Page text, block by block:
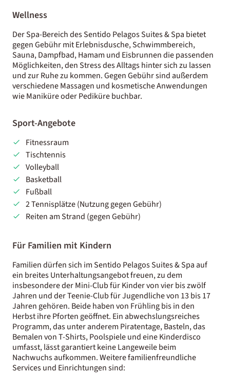
Wellness
Der Spa-Bereich des Sentido Pelagos Suites & Spa bietet
gegen Gebühr mit Erlebnisdusche, Schwimmbereich,
Sauna, Dampfbad, Hamam und Eisbrunnen die passenden
Möglichkeiten, den Stress des Alltags hinter sich zu lassen
und zur Ruhe zu kommen. Gegen Gebühr sind außerdem
verschiedene Massagen und kosmetische Anwendungen
wie Maniküre oder Pediküre buchbar.
Sport-Angebote
Fitnessraum
Tischtennis
Volleyball
Basketball
Fußball
2 Tennisplätze (Nutzung gegen Gebühr)
Reiten am Strand (gegen Gebühr)
Für Familien mit Kindern
Familien dürfen sich im Sentido Pelagos Suites & Spa auf
ein breites Unterhaltungsangebot freuen, zu dem
insbesondere der Mini-Club für Kinder von vier bis zwölf
Jahren und der Teenie-Club für Jugendliche von 13 bis 17
Jahren gehören. Beide haben von Frühling bis in den
Herbst ihre Pforten geöffnet. Ein abwechslungsreiches
Programm, das unter anderem Piratentage, Basteln, das
Bemalen von T-Shirts, Poolspiele und eine Kinderdisco
umfasst, lässt garantiert keine Langeweile beim
Nachwuchs aufkommen. Weitere familienfreundliche
Services und Einrichtungen sind: